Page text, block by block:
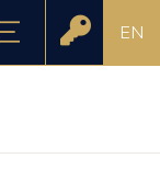
EN